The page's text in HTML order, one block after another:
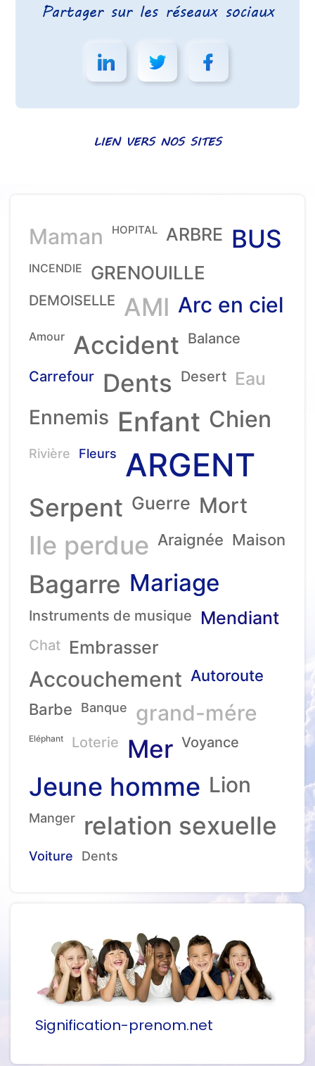
Partager sur les réseaux sociaux
LIEN VERS NOS SITES
Maman HOPITAL ARBRE BUS
INCENDIE GRENOUILLE
DEMOISELLE AMI Arc en ciel
Amour Accident Balance
Carrefour Dents Desert Eau
Ennemis Enfant Chien
Rivière Fleurs ARGENT
Serpent Guerre Mort
Ile perdue Araignée Maison
Bagarre Mariage
Instruments de musique Mendiant
Chat Embrasser
Accouchement Autoroute
Barbe
Banque grand-mére
Eléphant Loterie Mer Voyance
Jeune homme Lion
Manger relation sexuelle
Voiture Dents
Signification-prenom.net